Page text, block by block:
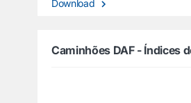
Download
Caminhões DAF - Índices